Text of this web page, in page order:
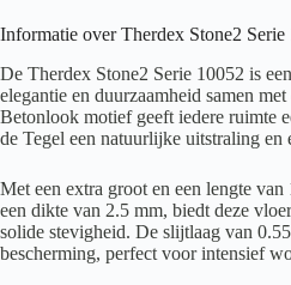
Informatie over Therdex Stone2 Serie
De Therdex Stone2 Serie 10052 is
elegantie en duurzaamheid samen
Betonlook motief geeft iedere ruimte
de Tegel een natuurlijke uitstraling en
Met een extra groot en een lengte
een dikte van 2.5 mm, biedt deze
solide stevigheid. De slijtlaag van
bescherming, perfect voor intensief